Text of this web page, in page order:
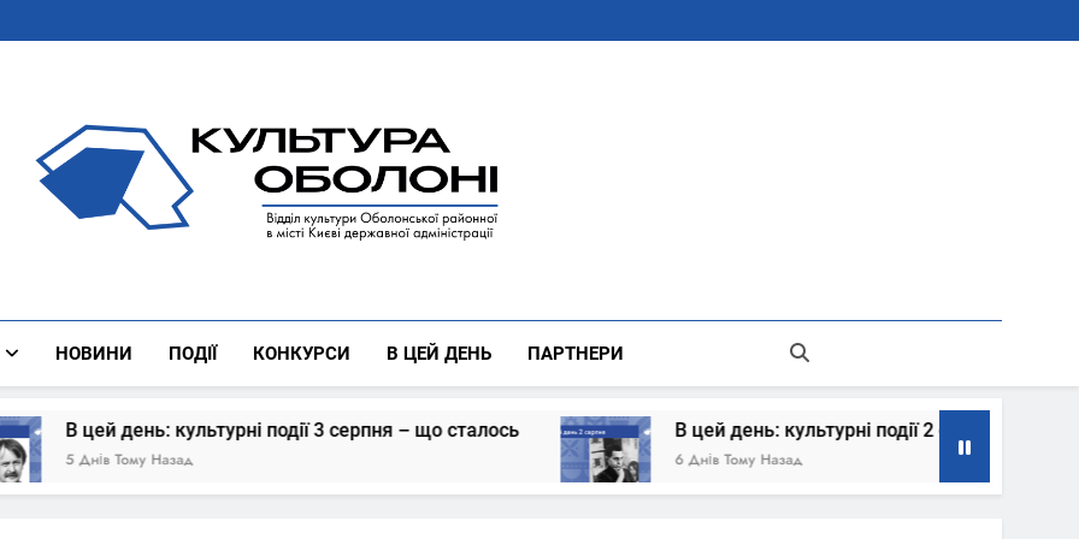
Культура Оболоні
НОВИНИ ПОДІЇ КОНКУРСИ В ЦЕЙ ДЕНЬ ПАРТНЕРИ
події 3 серпня – що сталось В цей день: культурні події 2 серпня – що сталось